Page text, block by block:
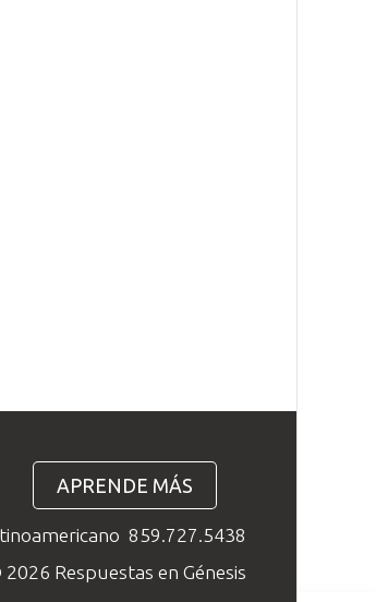
APRENDE MÁS
859.727.5438
Respuestas en Génesis